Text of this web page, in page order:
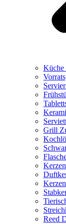
Küche
Grill
Reed